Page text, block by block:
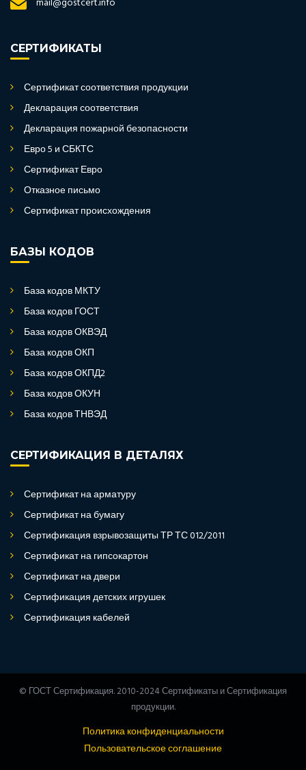
СЕРТИФИКАТЫ
Сертификат соответствия продукции
Декларация соответствия
Декларация пожарной безопасности
Евро 5 и СБКТС
Сертификат Евро
Отказное письмо
Сертификат происхождения
БАЗЫ КОДОВ
База кодов МКТУ
База кодов ГОСТ
База кодов ОКВЭД
База кодов ОКП
База кодов ОКПД2
База кодов ОКУН
База кодов ТНВЭД
СЕРТИФИКАЦИЯ В ДЕТАЛЯХ
Сертификат на арматуру
Сертификат на бумагу
Сертификация взрывозащиты ТР ТС 012/2011
Сертификат на гипсокартон
Сертификат на двери
Сертификация детских игрушек
Сертификация кабелей
© ГОСТ Сертификация. 2010-2024 Сертификаты и Сертификация
продукции.
Политика конфиденциальности
Пользовательское соглашение